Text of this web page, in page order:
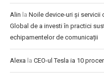
Alin la Noile device-uri și servicii
Global de a investi în practici
echipamentelor de comunicații
Alexa la CEO-ul Tesla ia 10